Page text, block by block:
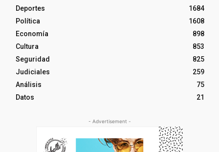
Deportes
1684
Política
1608
Economía
898
Cultura
853
Seguridad
825
Judiciales
259
Análisis
75
Datos
21
- Advertisement -